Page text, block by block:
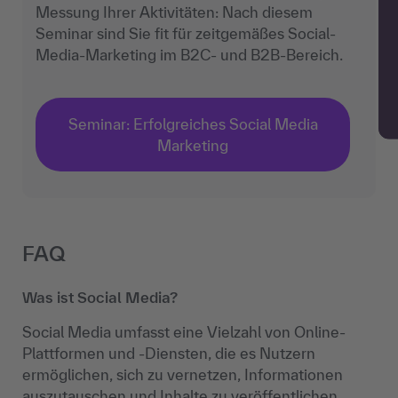
Messung Ihrer Aktivitäten: Nach diesem
Seminar sind Sie fit für zeitgemäßes Social-
Media-Marketing im B2C- und B2B-Bereich.
Seminar: Erfolgreiches Social Media
Marketing
FAQ
Was ist Social Media?
Social Media umfasst eine Vielzahl von Online-
Plattformen und -Diensten, die es Nutzern
ermöglichen, sich zu vernetzen, Informationen